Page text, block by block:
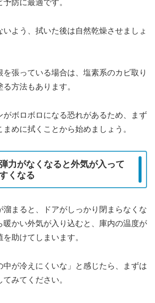
防に最適です。
いよう、拭いた後は自然乾燥させましょ
を張っている場合は、塩素系のカビ取り
方法もあります。
がボロボロになる恐れがあるため、まず
めに拭くことから始めましょう。
力がなくなると外気が入って
くなる
溜まると、ドアがしっかり閉まらなくな
暖かい外気が入り込むと、庫内の温度が
を助けてしまいます。
中が冷えにくいな」と感じたら、まずは
みてください。